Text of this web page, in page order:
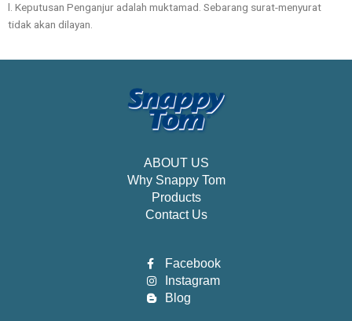
l. Keputusan Penganjur adalah muktamad. Sebarang surat-menyurat
tidak akan dilayan.
ABOUT US
Why Snappy Tom
Products
Contact Us
Facebook
Instagram
Blog